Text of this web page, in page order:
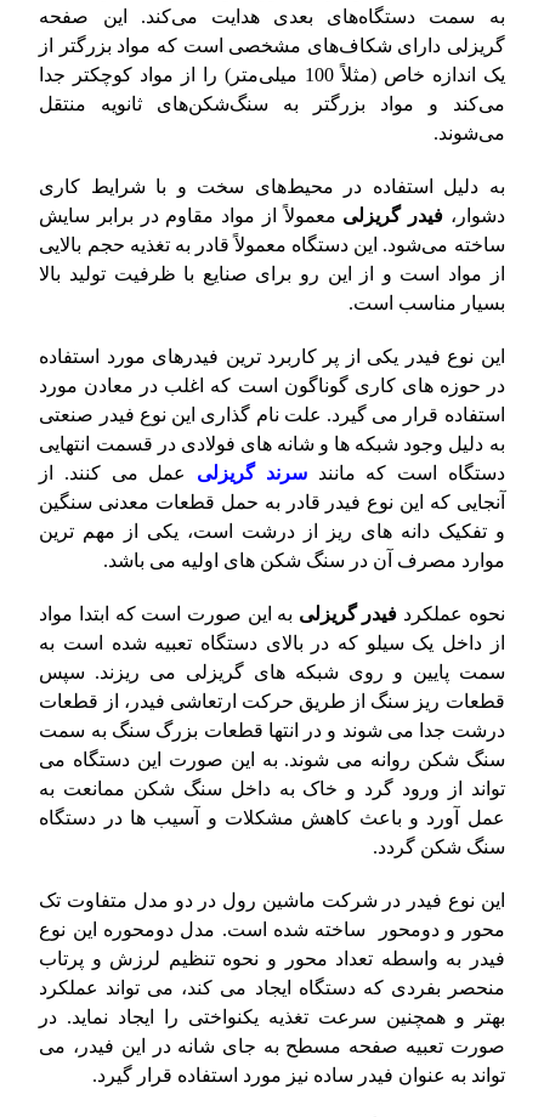
به سمت دستگاه‌های بعدی هدایت می‌کند. این صفحه
گریزلی دارای شکاف‌های مشخصی است که مواد بزرگتر از
یک اندازه خاص (مثلاً 100 میلی‌متر) را از مواد کوچکتر جدا
می‌کند و مواد بزرگتر به سنگ‌شکن‌های ثانویه منتقل
می‌شوند.
به دلیل استفاده در محیط‌های سخت و با شرایط کاری
دشوار،فیدر گریزلی معمولاً از مواد مقاوم در برابر سایش
ساخته می‌شود. این دستگاه معمولاً قادر به تغذیه حجم بالایی
از مواد است و از این رو برای صنایع با ظرفیت تولید بالا
بسیار مناسب است.
این نوع فیدر یکی از پر کاربرد ترین فیدرهای مورد استفاده
در حوزه های کاری گوناگون است که اغلب در معادن مورد
استفاده قرار می گیرد. علت نام گذاری این نوع فیدر صنعتی
به دلیل وجود شبکه ها و شانه های فولادی در قسمت انتهایی
دستگاه است که مانندسرند گریزلی عمل می کنند. از
آنجایی که این نوع فیدر قادر به حمل قطعات معدنی سنگین
و تفکیک دانه های ریز از درشت است، یکی از مهم ترین
موارد مصرف آن در سنگ شکن های اولیه می باشد.
نحوه عملکرد فیدر گریزلی به این صورت است که ابتدا مواد
از داخل یک سیلو که در بالای دستگاه تعبیه شده است به
سمت پایین و روی شبکه های گریزلی می ریزند. سپس
قطعات ریز سنگ از طریق حرکت ارتعاشی فیدر، از قطعات
درشت جدا می شوند و در انتها قطعات بزرگ سنگ به سمت
سنگ شکن روانه می شوند. به این صورت این دستگاه می
تواند از ورود گرد و خاک به داخل سنگ شکن ممانعت به
عمل آورد و باعث کاهش مشکلات و آسیب ها در دستگاه
سنگ شکن گردد.
این نوع فیدر در شرکت ماشین رول در دو مدل متفاوت تک
محور و دومحور ساخته شده است. مدل دومحوره این نوع
فیدر به واسطه تعداد محور و نحوه تنظیم لرزش و پرتاب
منحصر بفردی که دستگاه ایجاد می کند، می تواند عملکرد
بهتر و همچنین سرعت تغذیه یکنواختی را ایجاد نماید. در
صورت تعبیه صفحه مسطح به جای شانه در این فیدر، می
تواند به عنوان فیدر ساده نیز مورد استفاده قرار گیرد.